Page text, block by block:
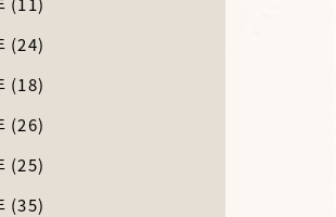
(24)
(18)
(26)
(25)
(35)